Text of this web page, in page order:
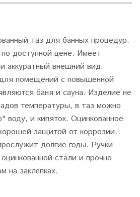
таз для банных процедур.
доступной цене. Имеет
аккуратный внешний вид.
помещений с повышенной
баня и сауна. Изделие не
температуры, в таз можно
воду, и кипяток. Оцинкованное
защитой от коррозии,
долгие годы. Ручки
стали и прочно
на заклёпках.